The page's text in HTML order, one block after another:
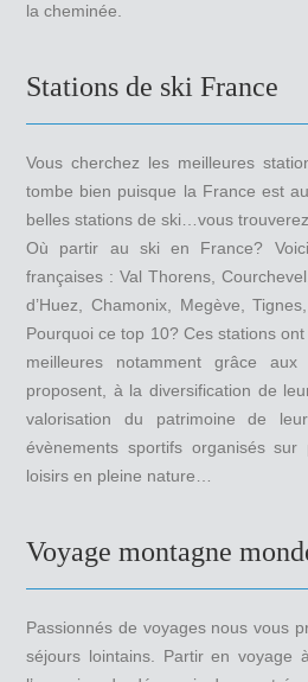
la cheminée.
Stations de ski France
Vous cherchez les meilleures
tombe bien puisque la France est
belles stations de ski…vous
Où partir au ski en France?
françaises : Val Thorens,
d’Huez, Chamonix, Megève,
Pourquoi ce top 10? Ces stations
meilleures notamment grâce
proposent, à la diversification de
valorisation du patrimoine de
évènements sportifs organisés
loisirs en pleine nature…
Voyage montagne
Passionnés de voyages nous vous
séjours lointains. Partir en voyage